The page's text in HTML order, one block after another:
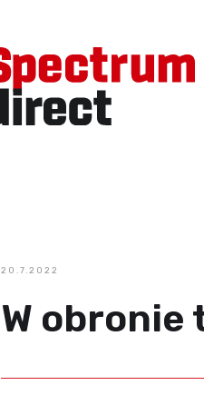
20.7.2022
W obronie